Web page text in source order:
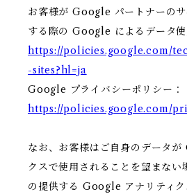
お客様が Google パートナーのサ
する際の Google によるデータ使
https://policies.google.com/
-sites?hl=ja
Google プライバシーポリシー：
https://policies.google.com/
なお、お客様はご自身のデータ
クスで使用されることを望まな
の提供する Google アナリティ